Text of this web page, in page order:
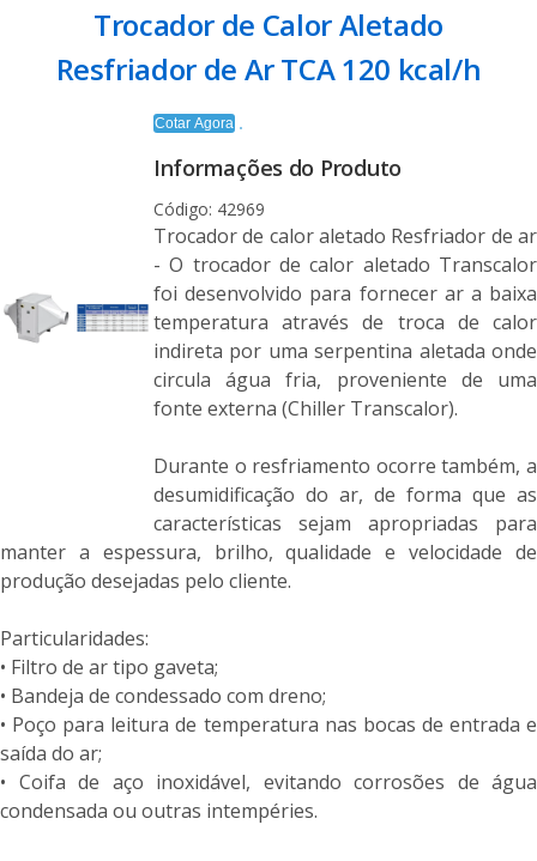
Trocador de Calor Aletado
Resfriador de Ar TCA 120 kcal/h
Cotar Agora
Informações do Produto
Código: 42969
Trocador de calor aletado Resfriador de ar
- O trocador de calor aletado Transcalor
foi desenvolvido para fornecer ar a baixa
temperatura através de troca de calor
indireta por uma serpentina aletada onde
circula água fria, proveniente de uma
fonte externa (Chiller Transcalor).
Durante o resfriamento ocorre também, a
desumidificação do ar, de forma que as
características sejam apropriadas para
manter a espessura, brilho, qualidade e velocidade de
produção desejadas pelo cliente.
Particularidades:
• Filtro de ar tipo gaveta;
• Bandeja de condessado com dreno;
• Poço para leitura de temperatura nas bocas de entrada e
saída do ar;
• Coifa de aço inoxidável, evitando corrosões de água
condensada ou outras intempéries.